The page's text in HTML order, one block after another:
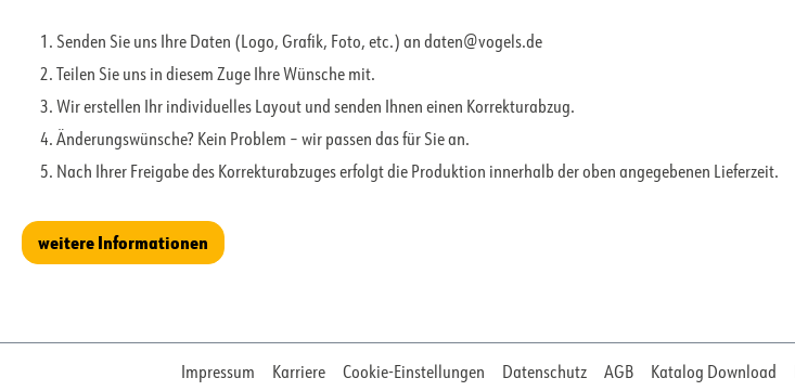
Senden Sie uns Ihre Daten (Logo, Grafik, Foto, etc.) an daten@vogels.de
Teilen Sie uns in diesem Zuge Ihre Wünsche mit.
Wir erstellen Ihr individuelles Layout und senden Ihnen einen Korrekturabzug.
Änderungswünsche? Kein Problem – wir passen das für Sie an.
Nach Ihrer Freigabe des Korrekturabzuges erfolgt die Produktion innerhalb der oben angegebenen Lieferzeit.
weitere Informationen
Impressum Karriere Cookie-Einstellungen Datenschutz AGB Katalog Download